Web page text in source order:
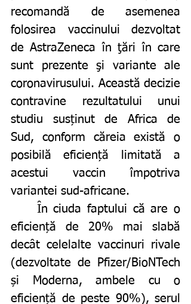
recomandă de asemenea
folosirea vaccinului dezvoltat
de AstraZeneca în ţări în care
sunt prezente şi variante ale
coronavirusului. Această decizie
contravine rezultatului unui
studiu susținut de Africa de
Sud, conform căreia există o
posibilă eficiență limitată a
acestui vaccin împotriva
variantei sud-africane.
eficiență de 20% mai slabă
decât celelalte vaccinuri rivale
(dezvoltate de Pfizer/BioNTech
și Moderna, ambele cu o
eficiență de peste 90%), serul